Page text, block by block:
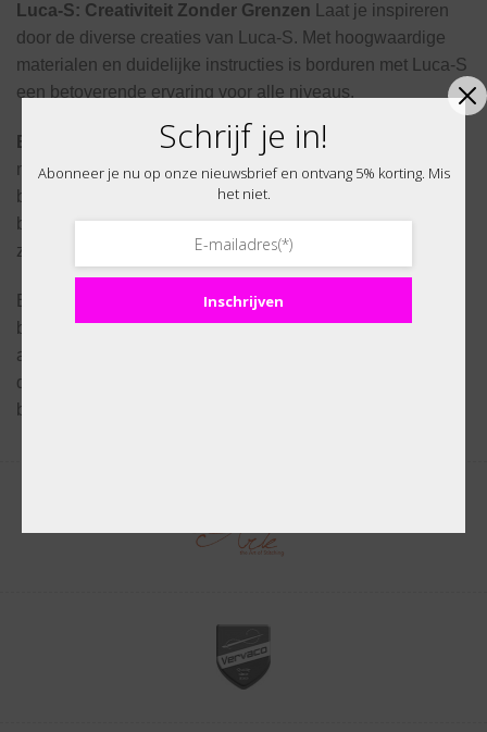
Luca-S: Creativiteit Zonder Grenzen Laat je inspireren
door de diverse creaties van Luca-S. Met hoogwaardige
materialen en duidelijke instructies is borduren met Luca-S
een betoverende ervaring voor alle niveaus.
Bothy Threads: Eigentijdse Expressie
moderne touch van Bothy Threads. Hun unieke ontwerpen
brengen een eigentijdse flair in de wereld van
borduurkunst, perfect voor diegenen die iets bijzonders
zoeken.
Bij DoeZelf.nl verbinden we gepassioneerde
borduurkunstenaars met de beste merken. Verken ons
assortiment en breng jouw borduurprojecten tot leven met
de kwaliteit en variatie die alleen de beste merken kunnen
bieden!
Schrijf je in!
Abonneer je nu op onze nieuwsbrief en ontvang 5% korting. Mis
het niet.
Inschrijven